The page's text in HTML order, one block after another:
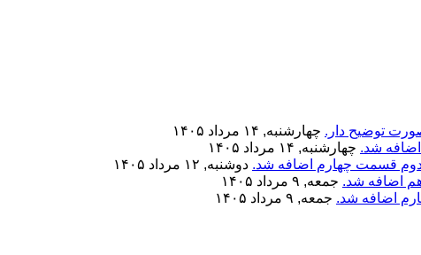
توضیح دار. چهارشنبه, ۱۴ مرداد ۱۴۰۵
شد. چهارشنبه, ۱۴ مرداد ۱۴۰۵
دوم قسمت چهارم اضافه شد. دوشنبه, ۱۲ مرداد ۱۴۰۵
اضافه شد. جمعه, ۹ مرداد ۱۴۰۵
اضافه شد. جمعه, ۹ مرداد ۱۴۰۵